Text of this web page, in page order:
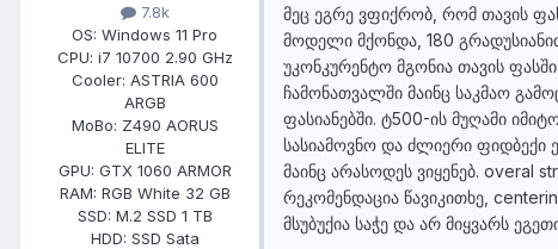
7.8k
OS: Windows 11 Pro
CPU: i7 10700 2.90 GHz
Cooler: ASTRIA 600
ARGB
MoBo: Z490 AORUS
ELITE
GPU: GTX 1060 ARMOR
RAM: RGB White 32 GB
SSD: M.2 SSD 1 TB
HDD: SSD Sata
მეც ეგრე ვფიქრობ, რომ თავის
მოდელი მქონდა, 180
უკონკურენტო მგონია თავის
ჩამონათვალში მაინც საკმაო
ფასიანებში. ტ500-ის მუღამი
სასიამოვნო და ძლიერი ფიდბექი
მაინც არასოდეს ვიყენებ. overal
რეკომენდაცია წავიკითხე,
მსუბუქია საჭე და არ მიყვარს